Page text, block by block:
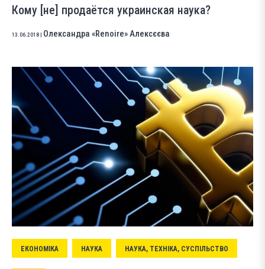
Кому [не] продаётся украинская наука?
13.06.2018 Олександра «Renoire» Алексєєва
ЕКОНОМІКА НАУКА НАУКА, ТЕХНІКА, СУСПІЛЬСТВО